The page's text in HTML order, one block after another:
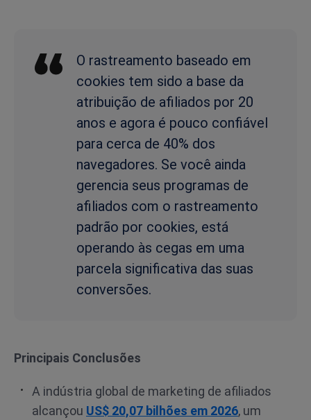
O rastreamento baseado em
cookies tem sido a base da
atribuição de afiliados por 20
anos e agora é pouco confiável
para cerca de 40% dos
navegadores. Se você ainda
gerencia seus programas de
afiliados com o rastreamento
padrão por cookies, está
operando às cegas em uma
parcela significativa das suas
conversões.
Principais Conclusões
A indústria global de marketing de afiliados
alcançou US$ 20,07 bilhões em 2026, um